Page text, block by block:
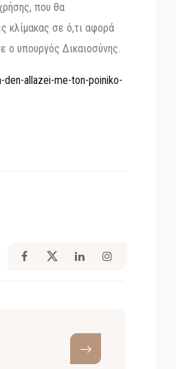
που θα
κλίμακας σε ό,τι αφορά
ο υπουργός Δικαιοσύνης.
allazei-me-ton-poiniko-